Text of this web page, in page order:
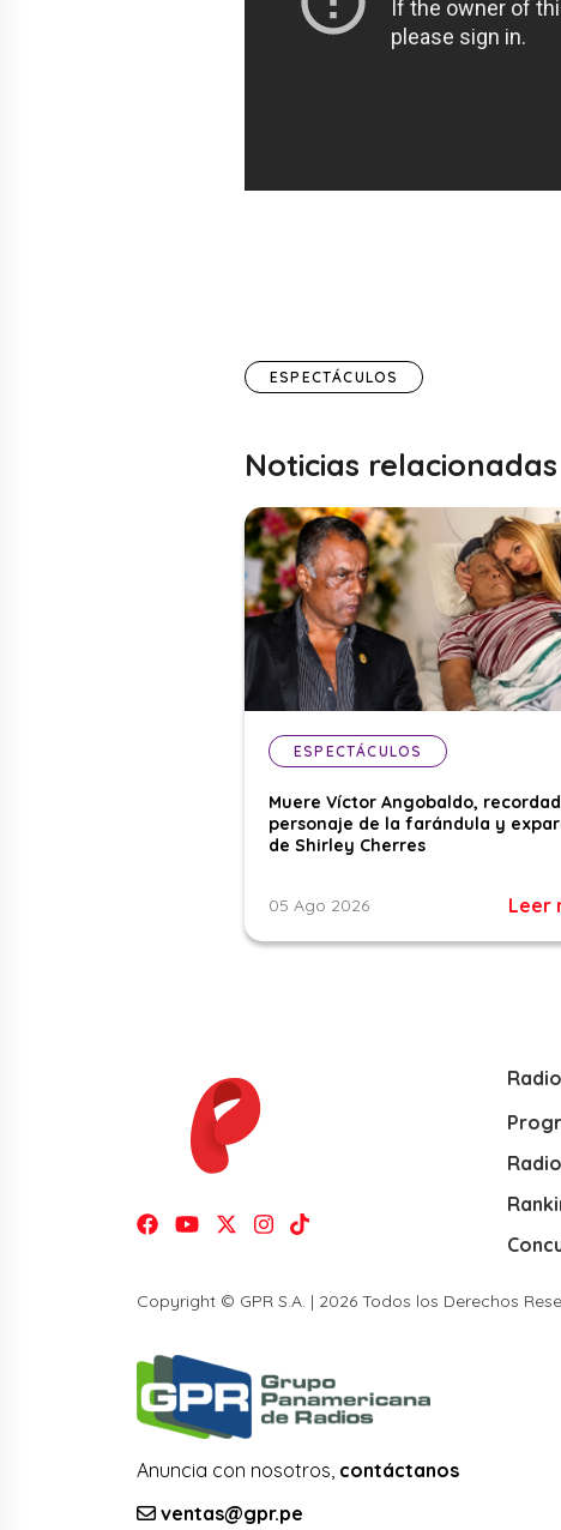
ESPECTÁCULOS
Noticias relacionadas
ESPECTÁCULOS
Muere Víctor Angobaldo,
personaje de la farándula y
de Shirley Cherres
05 Ago 2026 Leer
Copyright © GPR S.A. | 2026 Todos los Derechos
Anuncia con nosotros, contáctanos
ventas@gpr.pe